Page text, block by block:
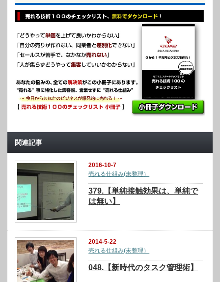
関連記事
2016-10-7
売れる仕組み(未整理）
379.【単純接触効果は、単純で
は無い】
2014-5-22
売れる仕組み(未整理）
048.【新時代のタスク管理術】